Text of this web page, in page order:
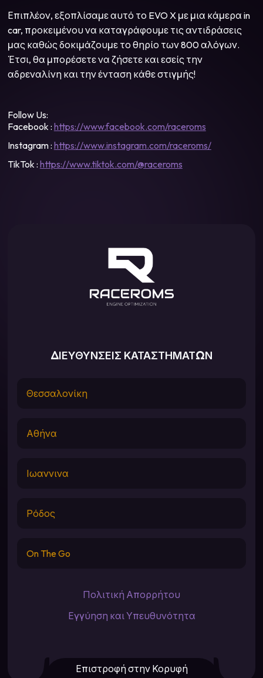
Επιπλέον, εξοπλίσαμε αυτό το EVO X με μια κάμερα in
car, προκειμένου να καταγράφουμε τις αντιδράσεις
μας καθώς δοκιμάζουμε το θηρίο των 800 αλόγων.
Έτσι, θα μπορέσετε να ζήσετε και εσείς την
αδρεναλίνη και την ένταση κάθε στιγμής!
Follow Us:
Facebook : https://www.facebook.com/raceroms
Instagram : https://www.instagram.com/raceroms/
TikTok : https://www.tiktok.com/@raceroms
ΔΙΕΥΘΥΝΣΕΙΣ ΚΑΤΑΣΤΗΜΑΤΩΝ
Θεσσαλονίκη
Αθήνα
Ιωαννινα
Ρόδος
On The Go
Πολιτική Απορρήτου
Εγγύηση και Υπευθυνότητα
Επιστροφή στην Κορυφή